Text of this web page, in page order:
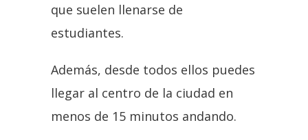
que suelen llenarse de
estudiantes.
Además, desde todos ellos puedes
llegar al centro de la ciudad en
menos de 15 minutos andando.